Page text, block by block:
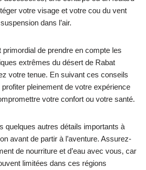
votre visage et votre cou du vent
dans l’air.
primordial de prendre en compte les
extrêmes du désert de Rabat
votre tenue. En suivant ces conseils
pleinement de votre expérience
votre confort ou votre santé.
quelques autres détails importants à
avant de partir à l’aventure. Assurez-
de nourriture et d’eau avec vous, car
limitées dans ces régions